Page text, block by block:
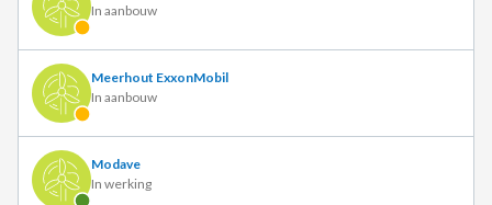
In aanbouw
Meerhout ExxonMobil
In aanbouw
Modave
In werking